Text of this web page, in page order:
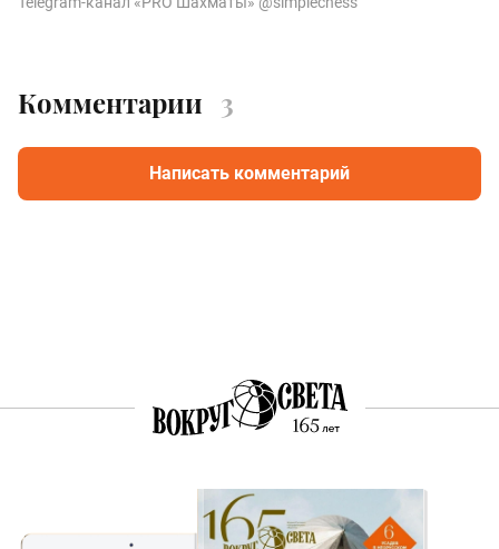
Комментарии 3
Написать комментарий